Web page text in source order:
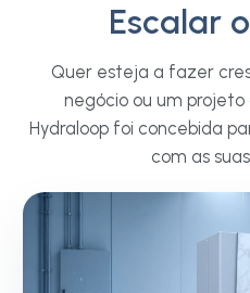
Hotelaria e Lazer
férias, clubes desportivos,
bem-estar e espaços de culto.
Cascade reduz discretamente
sua procura de água potável
hóspedes, membros ou visitantes
Escalar
Quer esteja a fazer
negócio ou um
Hydraloop foi concebida
com as